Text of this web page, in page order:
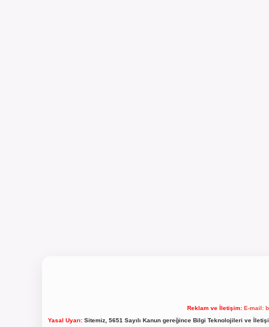
Reklam ve İletişim: E-mail:
Yasal Uyarı:Sitemiz, 5651 Sayılı Kanun gereğince Bilgi Teknolojileri ve